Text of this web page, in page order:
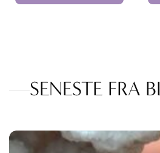
SENESTE FRA